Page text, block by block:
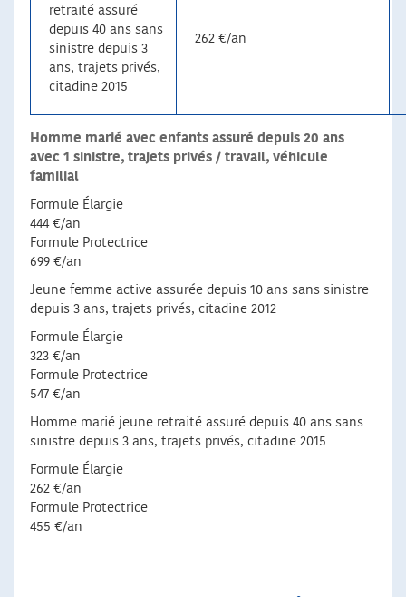
retraité assuré
depuis 40 ans sans
sinistre depuis 3
ans, trajets privés,
citadine 2015
262 €/an
Homme marié avec enfants assuré depuis 20 ans
avec 1 sinistre, trajets privés / travail, véhicule
familial
Formule Élargie
444 €/an
Formule Protectrice
699 €/an
Jeune femme active assurée depuis 10 ans sans sinistre
depuis 3 ans, trajets privés, citadine 2012
Formule Élargie
323 €/an
Formule Protectrice
547 €/an
Homme marié jeune retraité assuré depuis 40 ans sans
sinistre depuis 3 ans, trajets privés, citadine 2015
Formule Élargie
262 €/an
Formule Protectrice
455 €/an